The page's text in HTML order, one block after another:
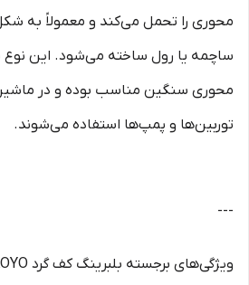
محوری را تحمل می‌کند و معمولاً به
ساچمه یا رول ساخته می‌شود. این نوع
محوری سنگین مناسب بوده و در
توربین‌ها و پمپ‌ها استفاده می‌شوند.
---
ویژگی‌های برجسته بلبرینگ کف گرد KOYO